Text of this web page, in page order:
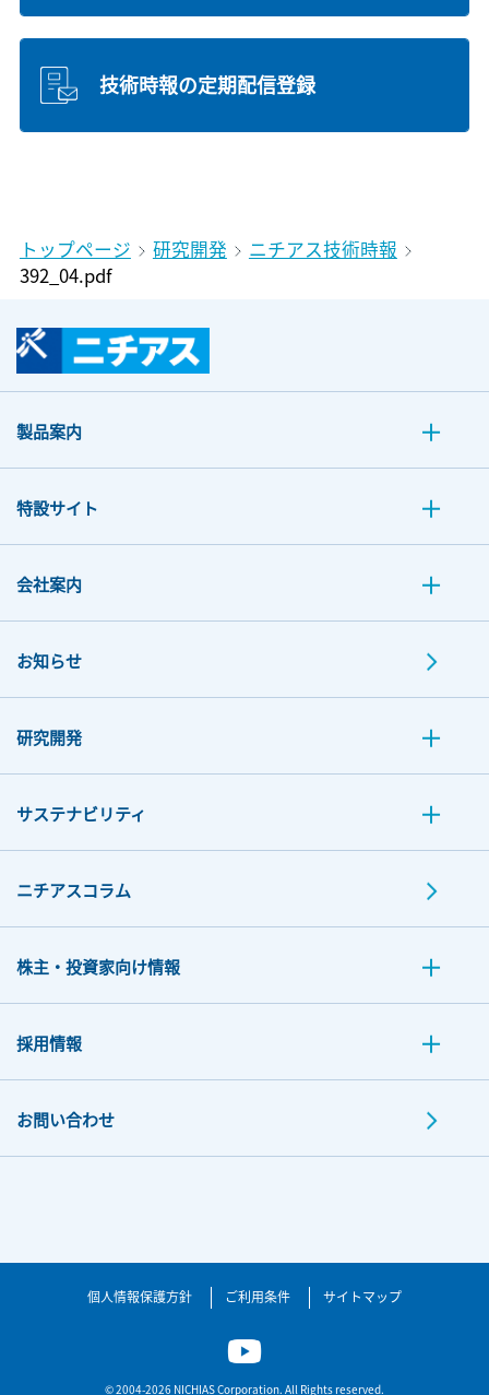
技術時報の定期配信登録
トップページ 研究開発
ニチアス技術時報
392_04.pdf
製品案内
特設サイト
会社案内
お知らせ
研究開発
サステナビリティ
ニチアスコラム
株主・投資家向け情報
採用情報
お問い合わせ
個人情報保護方針 ご利用条件 サイトマップ
© 2004-2026 NICHIAS Corporation. All Rights reserved.